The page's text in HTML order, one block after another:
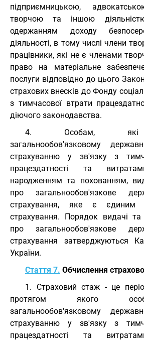
підприємницькою,
творчою та іншою
одержанням доходу
діяльності, в тому числі члени
працівники, які не є членами
право на матеріальне
послуги відповідно до цього
страхових внесків до Фонду
з тимчасової втрати
діючого законодавства.
4. Особам, які
загальнообов'язковому
страхуванню у зв'язку з
працездатності та
народженням та похованням,
про загальнообов'язкове
страхування, яке є єдиним
страхування. Порядок видачі та
про загальнообов'язкове
страхування затверджуються
України.
Стаття 7. Обчислення
1. Страховий стаж - це
протягом якого
загальнообов'язковому
страхуванню у зв'язку з
працездатності та